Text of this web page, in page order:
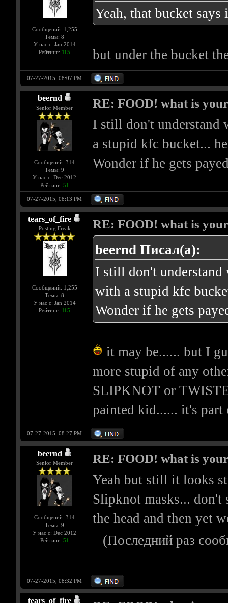
Сообщений: 1,255
Темы: 8
У нас с: Jan 2014
Рейтинг: 115
Yeah, that bucket
but under the bucket
07-27-2015, 08:07 PM
beernd
Senior Member
Сообщений: 314
Темы: 9
У нас с: Dec 2012
Рейтинг: 51
RE: FOOD! what is
I still don't understand
a stupid kfc bucket...
Wonder if he gets
07-27-2015, 08:13 PM
tears_of_fire
Posting Freak
Сообщений: 1,255
Темы: 8
У нас с: Jan 2014
Рейтинг: 115
RE: FOOD! what is
beernd Писал(а):
I still don't understand
with a stupid kfc
Wonder if he gets
it may be...... but I
more stupid of any
SLIPKNOT or
painted kid...... it's
07-27-2015, 08:27 PM
beernd
Senior Member
Сообщений: 314
Темы: 9
У нас с: Dec 2012
Рейтинг: 51
RE: FOOD! what is
Yeah but still it looks
Slipknot masks... don't
the head and then yet
(Последний раз
07-27-2015, 08:32 PM
tears_of_fire